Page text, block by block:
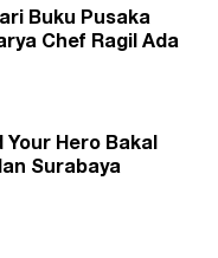
Buku Pusaka
Chef Ragil Ada
Your Hero Bakal
Surabaya